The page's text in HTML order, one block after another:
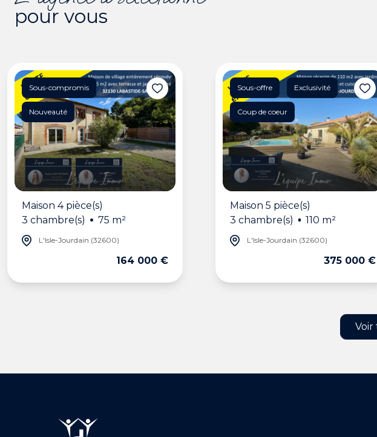
pour vous
Sous-compromis
Nouveauté
Maison 4 pièce(s)
3 chambre(s)
75 m²
L'Isle-Jourdain (32600)
164 000 €
Sous-offre Exclusivité
Coup de coeur
Maison 5 pièce(s)
3 chambre(s)
110 m²
L'Isle-Jourdain (32600)
375 000 €
Voir